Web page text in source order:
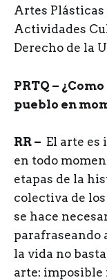
Artes
Actividades
Derecho de la
PRTQ –
pueblo en
RR – El arte es
en todo
etapas de la
colectiva de
se hace
parafraseando
la vida no
arte: imposible